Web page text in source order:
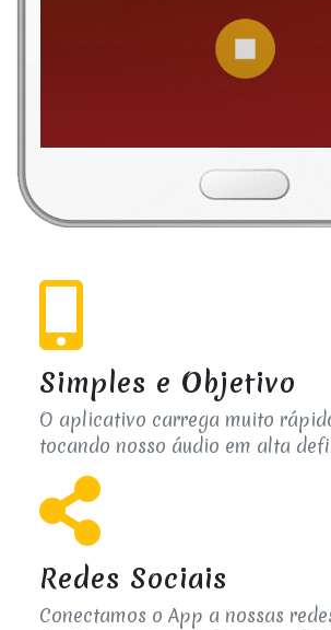
Simples e Objetivo
O aplicativo carrega muito
tocando nosso áudio em alta
Redes Sociais
Conectamos o App a nossas